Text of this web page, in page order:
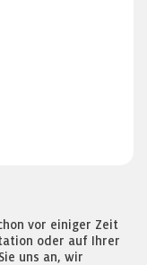
vor einiger Zeit
oder auf Ihrer
uns an, wir